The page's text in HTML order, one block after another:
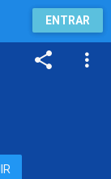
ENTRAR